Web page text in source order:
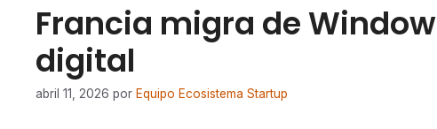
Francia migra de
digital
abril 11, 2026 por Equipo Ecosistema Startup